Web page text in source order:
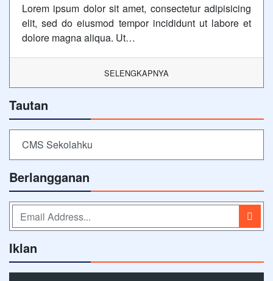
Lorem ipsum dolor sit amet, consectetur adipisicing
elit, sed do eiusmod tempor incididunt ut labore et
dolore magna aliqua. Ut…
SELENGKAPNYA
Tautan
CMS Sekolahku
Berlangganan
Iklan